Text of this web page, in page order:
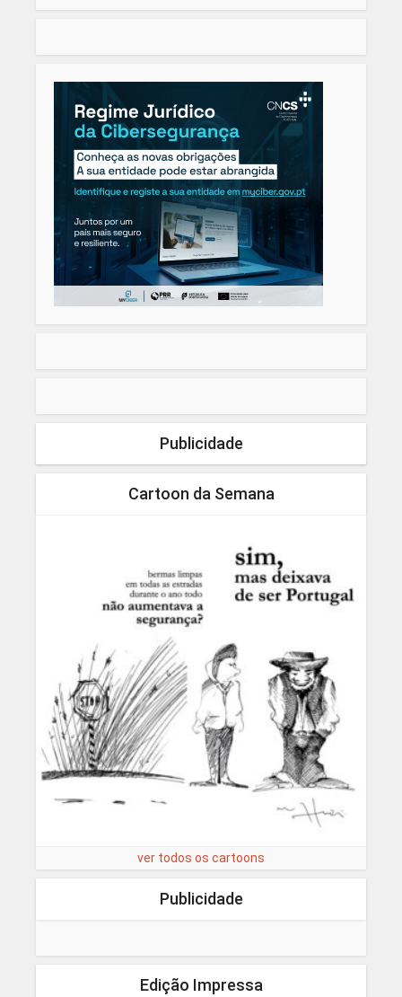
Publicidade
Cartoon da Semana
ver todos os cartoons
Publicidade
Edição Impressa